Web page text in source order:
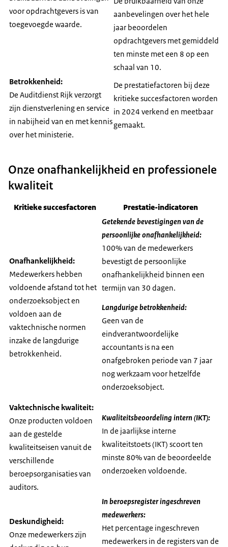
voor opdrachtgevers is van
toegevoegde waarde.
aanbevelingen over het hele
jaar beoordelen
opdrachtgevers met gemiddeld
ten minste met een 8 op een
schaal van 10.
Betrokkenheid:
De Auditdienst Rijk verzorgt
zijn dienstverlening en service
in nabijheid van en met kennis
over het ministerie.
De prestatiefactoren bij deze
kritieke succesfactoren worden
in 2024 verkend en meetbaar
gemaakt.
Onze onafhankelijkheid en professionele
kwaliteit
Kritieke succesfactoren Prestatie-indicatoren
Onafhankelijkheid:
Medewerkers hebben
voldoende afstand tot het
onderzoeksobject en
voldoen aan de
vaktechnische normen
inzake de langdurige
betrokkenheid.
Getekende bevestigingen van de
persoonlijke onafhankelijkheid:
100% van de medewerkers
bevestigt de persoonlijke
onafhankelijkheid binnen een
termijn van 30 dagen.
Langdurige betrokkenheid:
Geen van de
eindverantwoordelijke
accountants is na een
onafgebroken periode van 7 jaar
nog werkzaam voor hetzelfde
onderzoeksobject.
Vaktechnische kwaliteit:
Onze producten voldoen
aan de gestelde
kwaliteitseisen vanuit de
verschillende
beroepsorganisaties van
auditors.
Kwaliteitsbeoordeling intern (IKT):
In de jaarlijkse interne
kwaliteitstoets (IKT) scoort ten
minste 80% van de beoordeelde
onderzoeken voldoende.
Deskundigheid:
Onze medewerkers zijn
In beroepsregister ingeschreven
medewerkers:
Het percentage ingeschreven
medewerkers in de registers van de